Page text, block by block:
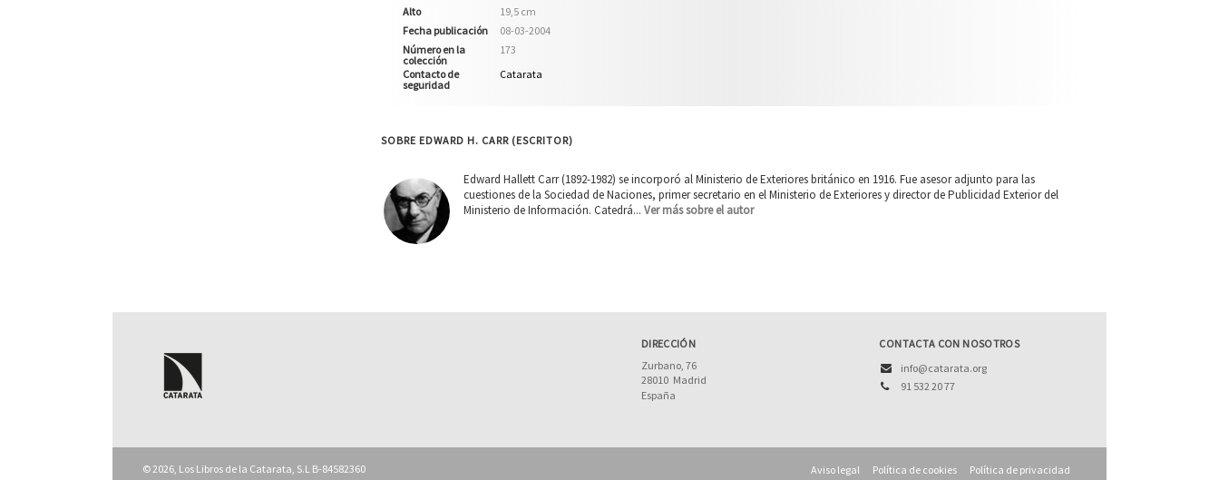
Alto
19,5 cm
Fecha publicación
08-03-2004
Número en la
colección
173
Contacto de
seguridad
Catarata
SOBRE EDWARD H. CARR (ESCRITOR)
Edward Hallett Carr (1892-1982) se incorporó al Ministerio de Exteriores británico en 1916. Fue asesor adjunto para las
cuestiones de la Sociedad de Naciones, primer secretario en el Ministerio de Exteriores y director de Publicidad Exterior del
Ministerio de Información. Catedrá... Ver más sobre el autor
DIRECCIÓN
Zurbano, 76
28010 Madrid
España
CONTACTA CON NOSOTROS
info@catarata.org
91 532 20 77
© 2026, Los Libros de la Catarata, S.L B-84582360 Aviso legal Política de cookies Política de privacidad